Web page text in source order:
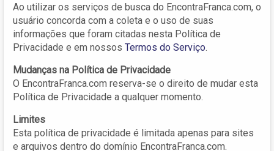
Ao utilizar os serviços de busca do EncontraFranca.com, o
usuário concorda com a coleta e o uso de suas
informações que foram citadas nesta Política de
Privacidade e em nossos Termos do Serviço.
Mudanças na Política de Privacidade
O EncontraFranca.com reserva-se o direito de mudar esta
Política de Privacidade a qualquer momento.
Limites
Esta política de privacidade é limitada apenas para sites
e arquivos dentro do domínio EncontraFranca.com.